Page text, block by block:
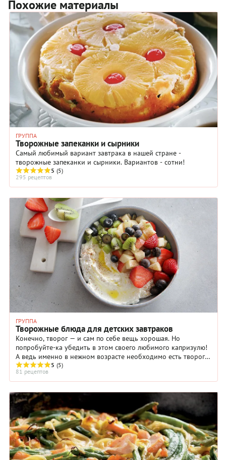
Похожие материалы
ГРУППА
Творожные запеканки и сырники
Самый любимый вариант завтрака в нашей стране -
творожные запеканки и сырники. Вариантов - сотни!
5 (5)
295 рецептов
ГРУППА
Творожные блюда для детских завтраков
Конечно, творог — и сам по себе вещь хорошая. Но
попробуйте-ка убедить в этом своего любимого капризулю!
А ведь именно в нежном возрасте необходимо есть творог
хотя бы раз в день.
5 (5)
81 рецептов